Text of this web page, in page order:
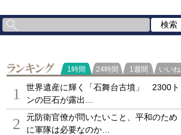
ランキング
1時間 24時間 1週間 いいね
1
世界遺産に輝く「石舞台古墳」 2300ト
ンの巨石が露出…
2
元防衛官僚が問いたいこと、平和のため
に軍隊は必要なのか…